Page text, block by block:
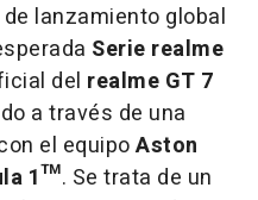
lanzamiento global
Serie realme
del realme GT 7
a través de una
el equipoAston
1™. Se trata de un